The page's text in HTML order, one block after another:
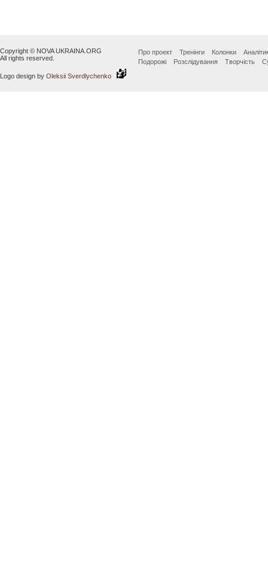
Copyright © NOVA UKRAINA.ORG
All rights reserved.
Logo design by Oleksii Sverdlychenko
Про проект Тренінги Колонки
Подорожі
Розслідування Творчість